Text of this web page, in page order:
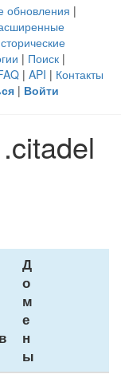
обновления |
| Поиск |
| API | Контакты
| Войти
Д
о
м
е
н
ы